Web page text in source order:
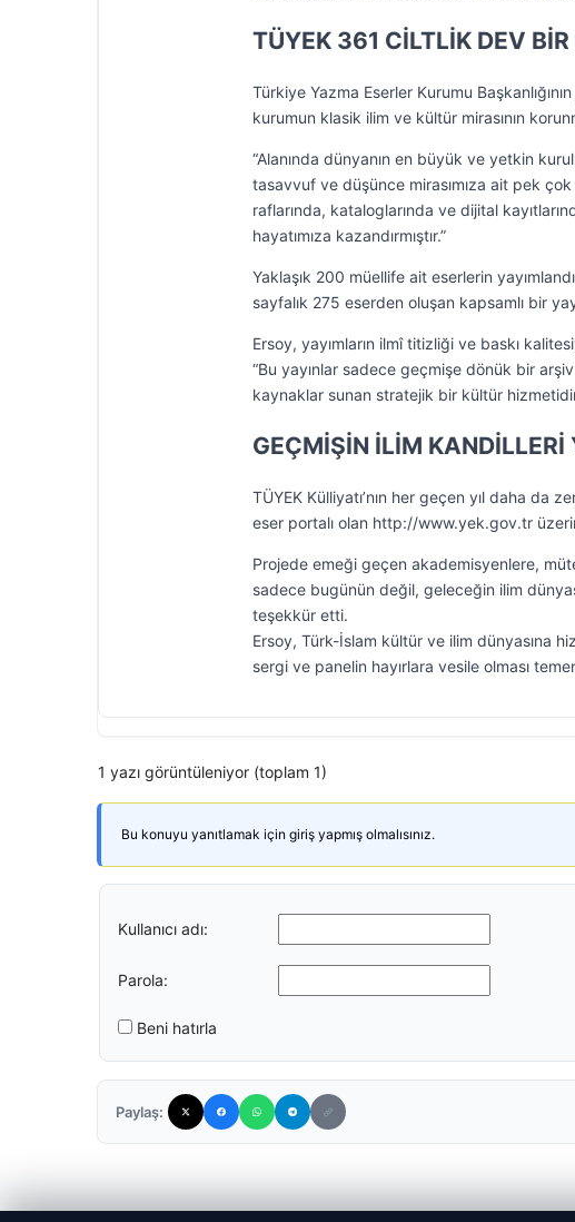
TÜYEK 361 CİLTLİK DEV
Türkiye Yazma Eserler Kurumu
kurumun klasik ilim ve kültür mirasının
“Alanında dünyanın en büyük ve yetkin
tasavvuf ve düşünce mirasımıza ait pek
raflarında, kataloglarında ve dijital
hayatımıza kazandırmıştır.”
Yaklaşık 200 müellife ait eserlerin
sayfalık 275 eserden oluşan kapsamlı bir
Ersoy, yayımların ilmî titizliği ve baskı
“Bu yayınlar sadece geçmişe dönük bir
kaynaklar sunan stratejik bir kültür
GEÇMİŞİN İLİM
TÜYEK Külliyatı’nın her geçen yıl daha da
eser portalı olan http://www.yek.gov.tr
Projede emeği geçen akademisyenlere,
sadece bugünün değil, geleceğin ilim
teşekkür etti.
Ersoy, Türk-İslam kültür ve ilim dünyasına
sergi ve panelin hayırlara vesile olması
1 yazı görüntüleniyor (toplam 1)
Bu konuyu yanıtlamak için giriş yapmış olmalısınız.
Kullanıcı adı:
Parola:
Beni hatırla
Paylaş: